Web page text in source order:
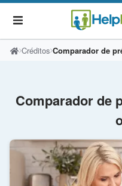
Créditos Comparador de
Comparador de